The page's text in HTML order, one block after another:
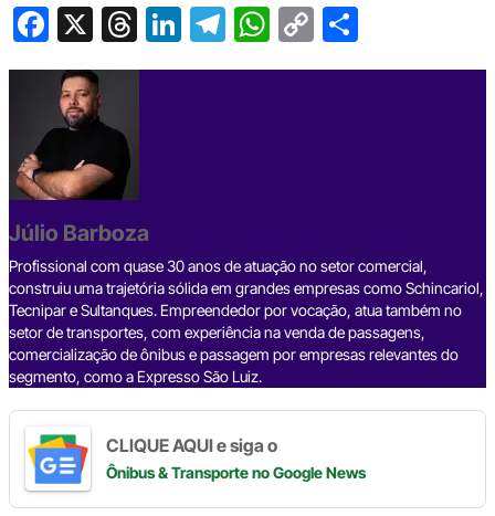
F
a
c
e
b
o
o
k
X T
hr
s
Li
n
T
el
W
h
C
o
S
h
Júlio Barboza
Profissional com quase 30 anos de atuação no setor comercial,
construiu uma trajetória sólida em grandes empresas como Schincariol,
Tecnipar e Sultanques. Empreendedor por vocação, atua também no
setor de transportes, com experiência na venda de passagens,
comercialização de ônibus e passagem por empresas relevantes do
segmento, como a Expresso São Luiz.
CLIQUE AQUI e siga o
Ônibus & Transporteno Google News